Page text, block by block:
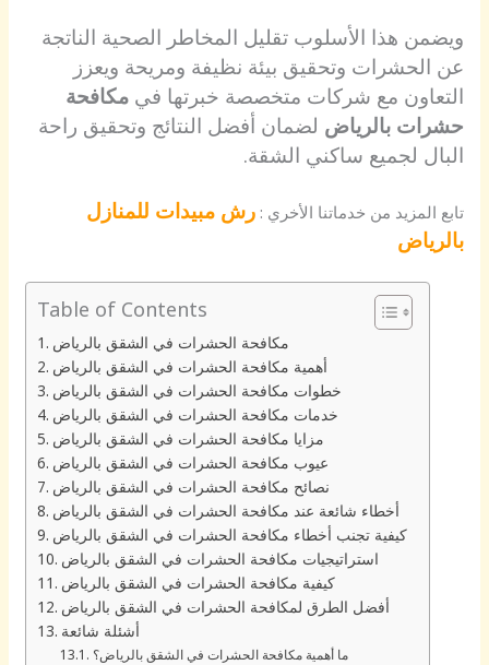
ويضمن هذا الأسلوب تقليل المخاطر الصحية الناتجة
عن الحشرات وتحقيق بيئة نظيفة ومريحة ويعزز
التعاون مع شركات متخصصة خبرتها فيمكافحة
حشرات بالرياض لضمان أفضل النتائج وتحقيق راحة
البال لجميع ساكني الشقة.
تابع المزيد من خدماتنا الأخري :رش مبيدات للمنازل
بالرياض
Table of Contents
مكافحة الحشرات في الشقق بالرياض
أهمية مكافحة الحشرات في الشقق بالرياض
خطوات مكافحة الحشرات في الشقق بالرياض
خدمات مكافحة الحشرات في الشقق بالرياض
مزايا مكافحة الحشرات في الشقق بالرياض
عيوب مكافحة الحشرات في الشقق بالرياض
نصائح مكافحة الحشرات في الشقق بالرياض
أخطاء شائعة عند مكافحة الحشرات في الشقق بالرياض
كيفية تجنب أخطاء مكافحة الحشرات في الشقق بالرياض
استراتيجيات مكافحة الحشرات في الشقق بالرياض
كيفية مكافحة الحشرات في الشقق بالرياض
أفضل الطرق لمكافحة الحشرات في الشقق بالرياض
أشئلة شائعة
ما أهمية مكافحة الحشرات في الشقق بالرياض؟